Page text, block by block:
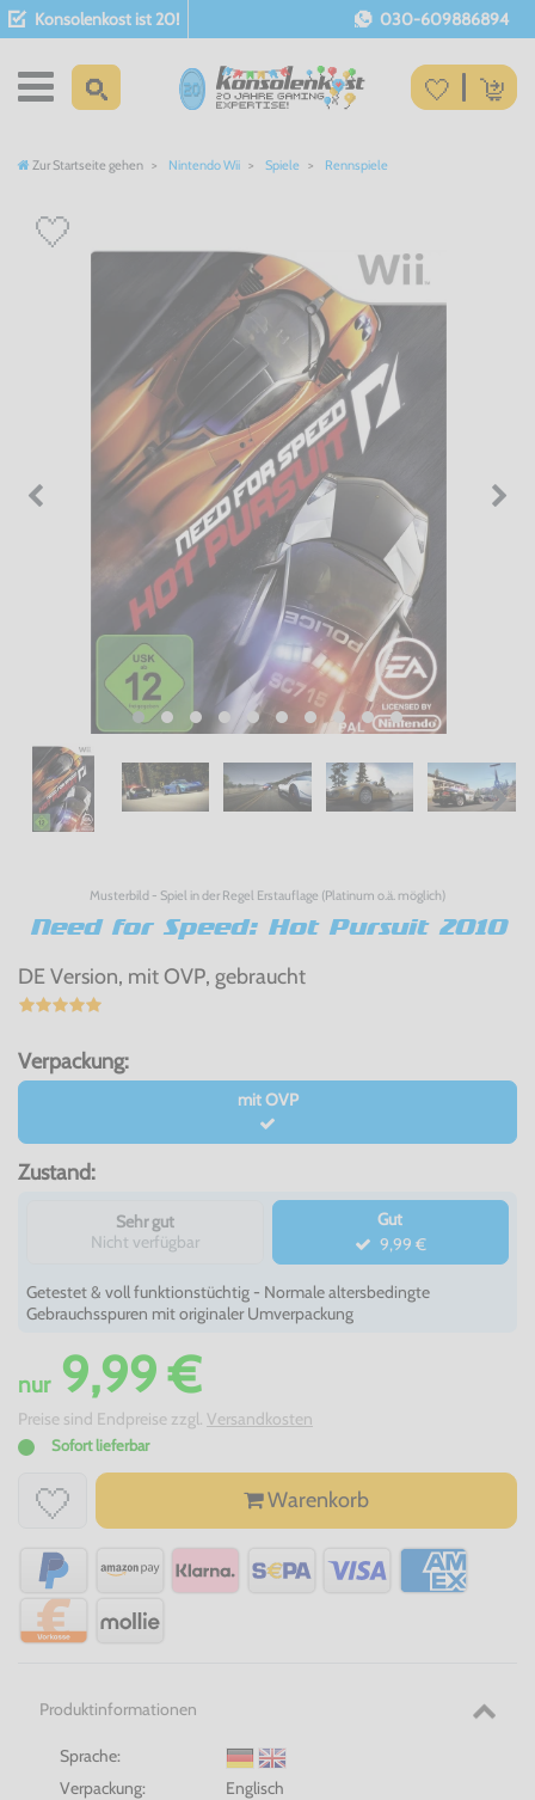
Konsolenkost ist 20! 030-609886894
Zur Startseite gehen Nintendo Wii Spiele Rennspiele
Musterbild - Spiel in der Regel Erstauflage (Platinum o.ä. möglich)
Need for Speed: Hot Pursuit 2010
DE Version, mit OVP, gebraucht
Verpackung:
mit OVP
Zustand:
Sehr gut
Nicht verfügbar
Gut
9,99 €
Getestet & voll funktionstüchtig - Normale altersbedingte
Gebrauchsspuren mit originaler Umverpackung
nur9,99 €
Preise sind Endpreise zzgl. Versandkosten
Sofort lieferbar
Warenkorb
Produktinformationen
Sprache:
Verpackung:
Englisch